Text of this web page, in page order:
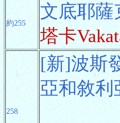
約255
文底耶薩
塔卡
258
[新]波斯
亞和敘利